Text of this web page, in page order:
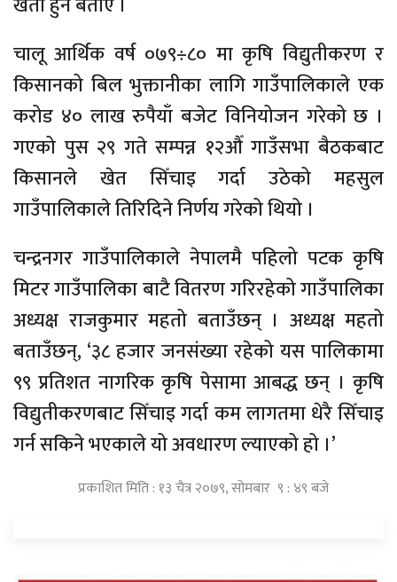
चालू आर्थिक वर्ष ०७९÷८० मा कृषि विद्युतीकरण र
किसानको बिल भुक्तानीका लागि गाउँपालिकाले एक
करोड ४० लाख रुपैयाँ बजेट विनियोजन गरेको छ ।
गएको पुस २९ गते सम्पन्न १२औँ गाउँसभा बैठकबाट
किसानले खेत सिँचाइ गर्दा उठेको महसुल
गाउँपालिकाले तिरिदिने निर्णय गरेको थियो ।
चन्द्रनगर गाउँपालिकाले नेपालमै पहिलो पटक कृषि
मिटर गाउँपालिका बाटै वितरण गरिरहेको गाउँपालिका
अध्यक्ष राजकुमार महतो बताउँछन् । अध्यक्ष महतो
बताउँछन्, ‘३८ हजार जनसंख्या रहेको यस पालिकामा
९९ प्रतिशत नागरिक कृषि पेसामा आबद्ध छन् । कृषि
विद्युतीकरणबाट सिँचाइ गर्दा कम लागतमा धेरै सिँचाइ
गर्न सकिने भएकाले यो अवधारण ल्याएको हो ।’
प्रकाशित मिति : १३ चैत्र २०७९, सोमबार ९ : ४९ बजे